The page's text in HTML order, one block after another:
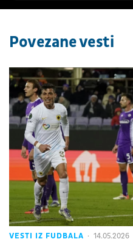
Povezane vesti
VESTI IZ FUDBALA 14.05.2026